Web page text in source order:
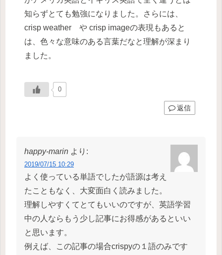
知らずとても勉強になりました。さらには、
crisp weather や crisp imageの表現もあると
は、色々な意味のある言葉だなと理解が深まり
ました。
0
返信
happy-marin より:
2019/07/15 10:29
よく使っている単語でしたが語源は考え
たこともなく、大変面白く読みました。
理解しやすくてとてもいいのですが、英語学習
中の人ならもう少し記事にお得感があるといい
と思います。
例えば、この記事の場合crispyの１語のみです